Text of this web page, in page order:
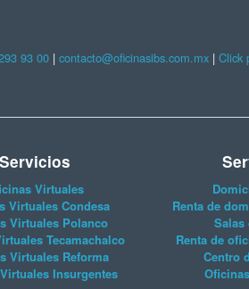
93 00| contacto@oficinasibs.com.mx| Click
Servicios
Virtuales
Virtuales Condesa
Virtuales Polanco
Tecamachalco
Virtuales Reforma
Insurgentes
Renta de
Salas
Renta de
Centro